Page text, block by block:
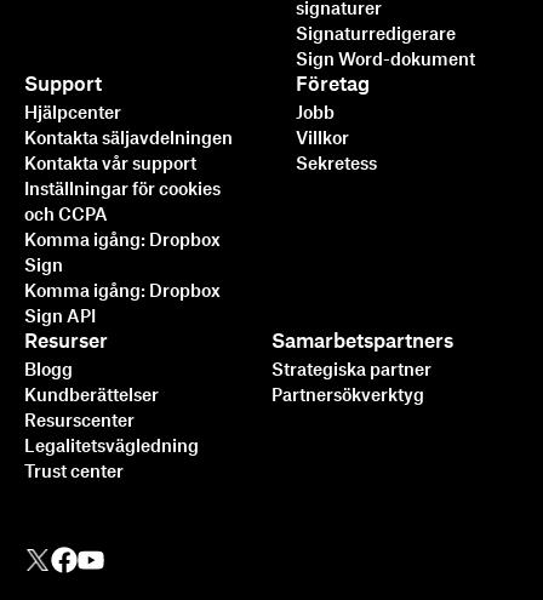
signaturer
Signaturredigerare
Sign Word-dokument
Support
Hjälpcenter
Kontakta säljavdelningen
Kontakta vår support
Inställningar för cookies
och CCPA
Komma igång: Dropbox
Sign
Komma igång: Dropbox
Sign API
Resurser
Blogg
Kundberättelser
Resurscenter
Legalitetsvägledning
Trust center
Samarbetspartners
Strategiska partner
Partnersökverktyg
Företag
Jobb
Villkor
Sekretess